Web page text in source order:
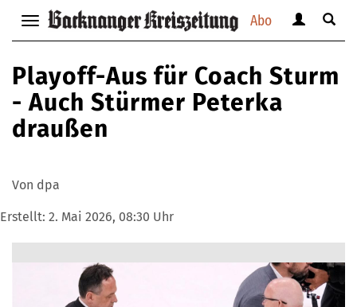
Abo
Navigation
anzeigen
bzw.
verbergen
anzeigen
verbergen
Suche
Playoff-Aus für Coach Sturm
- Auch Stürmer Peterka
draußen
Von dpa
Erstellt: 2. Mai 2026, 08:30 Uhr